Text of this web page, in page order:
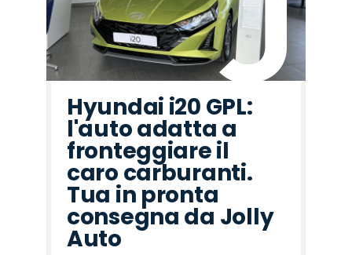
Hyundai i20 GPL:
l'auto adatta a
fronteggiare il
caro carburanti.
Tua in pronta
consegna da Jolly
Auto